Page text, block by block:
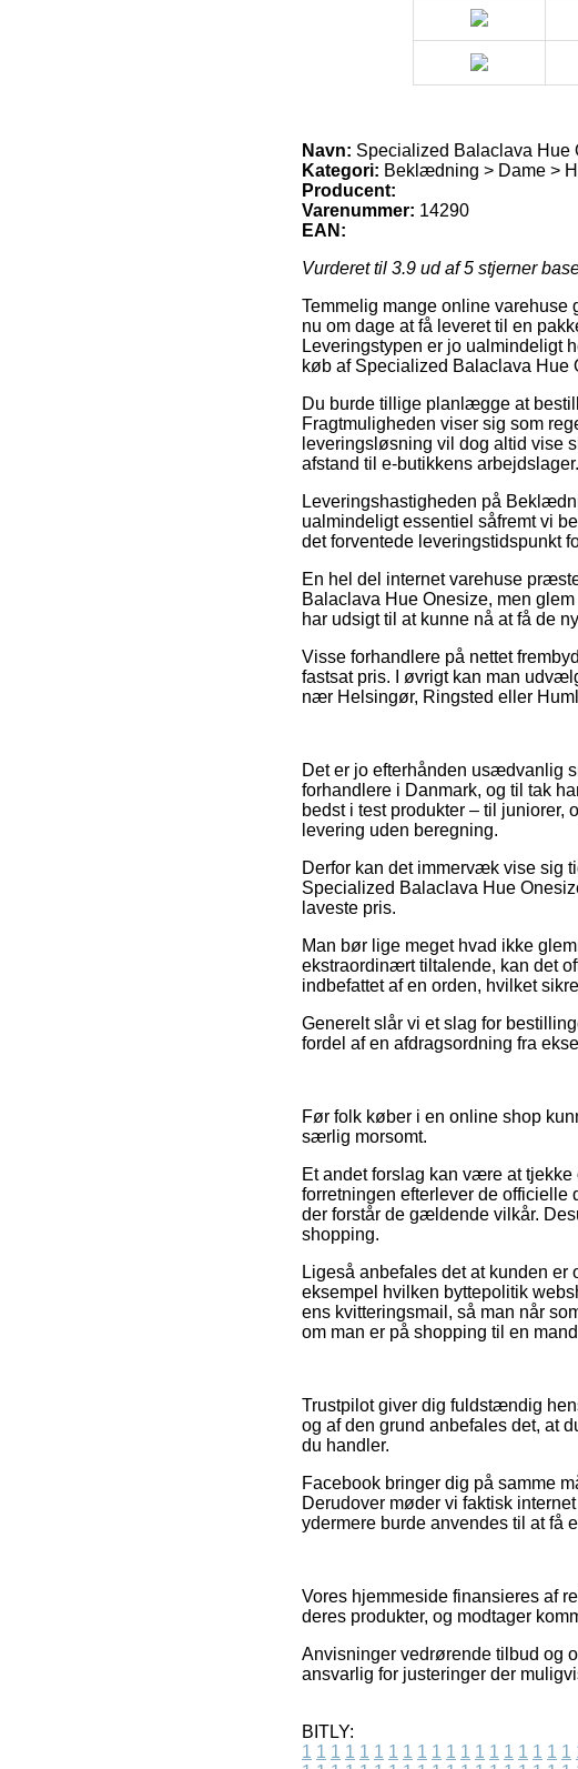
Navn: Specialized Balaclava Hue
Kategori: Beklædning > Dame >
Producent:
Varenummer: 14290
EAN:
Vurderet til 3.9 ud af 5 stjerner
Temmelig mange online varehuse
nu om dage at få leveret til en
Leveringstypen er jo ualmindeligt
køb af Specialized Balaclava Hue
Du burde tillige planlægge at
Fragtmuligheden viser sig som
leveringsløsning vil dog altid vise
afstand til e-butikkens arbejdslager.
Leveringshastigheden på
ualmindeligt essentiel såfremt vi
det forventede leveringstidspunkt
En hel del internet varehuse
Balaclava Hue Onesize, men
har udsigt til at kunne nå at få de
Visse forhandlere på nettet
fastsat pris. I øvrigt kan man
nær Helsingør, Ringsted eller
Det er jo efterhånden usædvanlig
forhandlere i Danmark, og til tak
bedst i test produkter – til
levering uden beregning.
Derfor kan det immervæk vise sig
Specialized Balaclava Hue
laveste pris.
Man bør lige meget hvad ikke
ekstraordinært tiltalende, kan det
indbefattet af en orden, hvilket
Generelt slår vi et slag for
fordel af en afdragsordning fra
Før folk køber i en online shop
særlig morsomt.
Et andet forslag kan være at
forretningen efterlever de officielle
der forstår de gældende vilkår.
shopping.
Ligeså anbefales det at kunden
eksempel hvilken byttepolitik
ens kvitteringsmail, så man når
om man er på shopping til en
Trustpilot giver dig fuldstændig
og af den grund anbefales det, at
du handler.
Facebook bringer dig på samme
Derudover møder vi faktisk
ydermere burde anvendes til at få
Vores hjemmeside finansieres af
deres produkter, og modtager
Anvisninger vedrørende tilbud og
ansvarlig for justeringer der
BITLY:
1 1 1 1 1 1 1 1 1 1 1 1 1 1 1 1 1 1 1